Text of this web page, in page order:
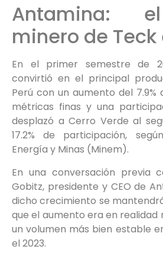
Antamina:
minero de Teck
En el primer semestre de
convirtió en el principal
Perú con un aumento del 7.9%
métricas finas y una
desplazó a Cerro Verde al
17.2% de participación,
Energía y Minas (Minem).
En una conversación previa
Gobitz, presidente y CEO de
dicho crecimiento se
que el aumento era en
un volumen más bien estable
el 2023.